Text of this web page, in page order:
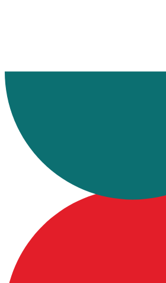
Makaleler
Çek Cumhuriyeti Parsiyel Taşımacılık